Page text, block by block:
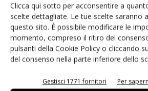
Clicca qui sotto per acconsentire a
scelte dettagliate. Le tue scelte saranno
questo sito. È possibile modificare le
momento, compreso il ritiro del
pulsanti della Cookie Policy o cliccando
del consenso nella parte inferiore dello
Gestisci 1771 fornitori Per
I più visti